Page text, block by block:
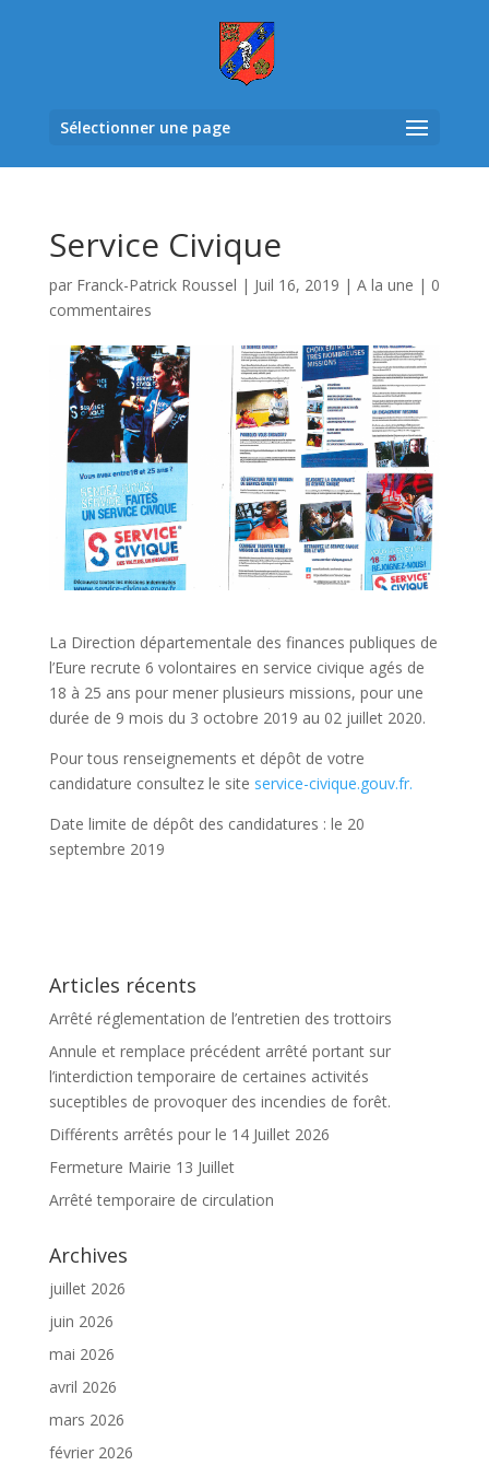
Sélectionner une page
Service Civique
par Franck-Patrick Roussel | Juil 16, 2019 | A la une | 0
commentaires
La Direction départementale des finances publiques de
l’Eure recrute 6 volontaires en service civique agés de
18 à 25 ans pour mener plusieurs missions, pour une
durée de 9 mois du 3 octobre 2019 au 02 juillet 2020.
Pour tous renseignements et dépôt de votre
candidature consultez le site service-civique.gouv.fr.
Date limite de dépôt des candidatures : le 20
septembre 2019
Articles récents
Arrêté réglementation de l’entretien des trottoirs
Annule et remplace précédent arrêté portant sur
l’interdiction temporaire de certaines activités
suceptibles de provoquer des incendies de forêt.
Différents arrêtés pour le 14 Juillet 2026
Fermeture Mairie 13 Juillet
Arrêté temporaire de circulation
Archives
juillet 2026
juin 2026
mai 2026
avril 2026
mars 2026
février 2026